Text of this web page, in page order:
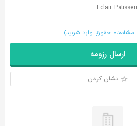
مشاهده حقوق وارد شوید)
ارسال رزومه
نشان کردن